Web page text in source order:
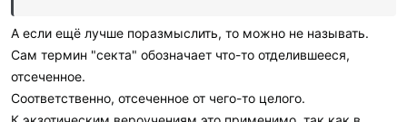
А если ещё лучше поразмыслить, то можно не называть.
Сам термин "секта" обозначает что-то отделившееся,
отсеченное.
Соответственно, отсеченное от чего-то целого.